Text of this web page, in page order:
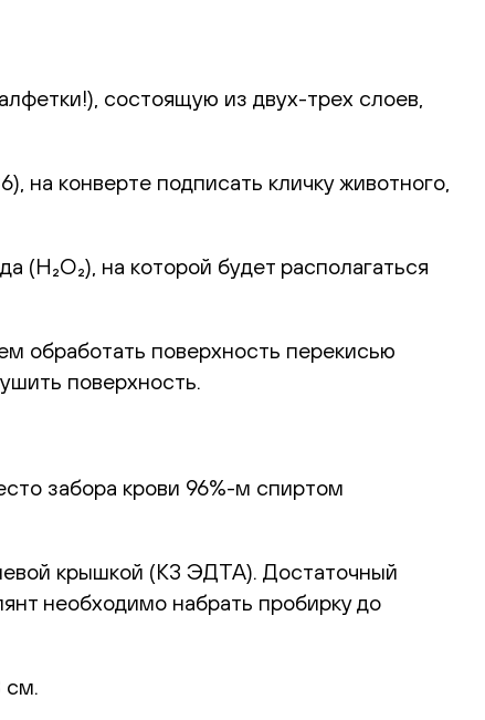
состоящую из двух-трех слоев,
конверте подписать кличку животного,
на которой будет располагаться
обработать поверхность перекисью
поверхность.
забора крови 96%-м спиртом
крышкой (К3 ЭДТА). Достаточный
необходимо набрать пробирку до